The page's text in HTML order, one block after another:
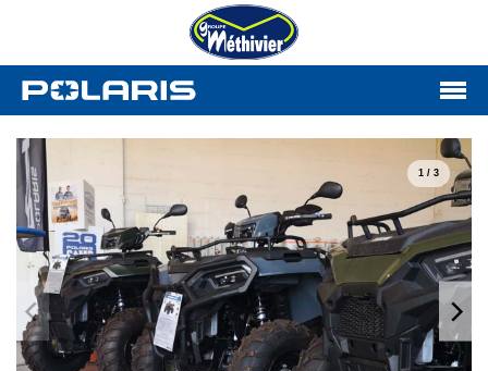
1 / 3